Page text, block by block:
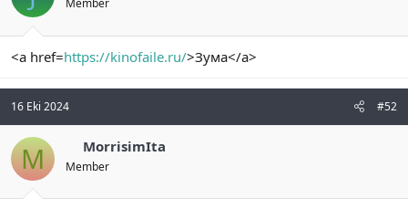
Member
<a href=https://kinofaile.ru/>Зума</a>
16 Eki 2024 #52
M MorrisimIta
Member